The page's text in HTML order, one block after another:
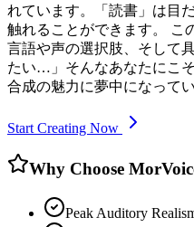
れています。「読書」は目
触れることができます。 こ
言語や声の選択肢、そして
たい…」そんなあなたにこ
合成の魅力に夢中になって
Start Creating Now
Why Choose
Peak Auditory